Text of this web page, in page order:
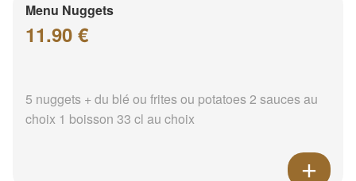
Menu Nuggets
11.90 €
5 nuggets + du blé ou frites ou potatoes 2 sauces au
choix 1 boisson 33 cl au choix